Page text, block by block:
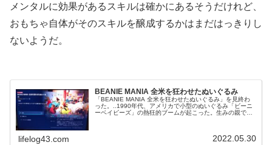
メンタルに効果があるスキルは確かにあるそうだけれど、
おもちゃ自体がそのスキルを醸成するかはまだはっきりし
ないようだ。
BEANIE MANIA 全米を狂わせたぬいぐるみ
「BEANIE MANIA 全米を狂わせたぬいぐるみ」を見終わ
った。..1990年代、アメリカで小型のぬいぐるみ「ビーニ
ーベイビーズ」の熱狂的ブームが起こった。生みの親であ
かった！.「ビーニーベイビーズ」は知らなかった。日本で
lifelog43.com 2022.05.30